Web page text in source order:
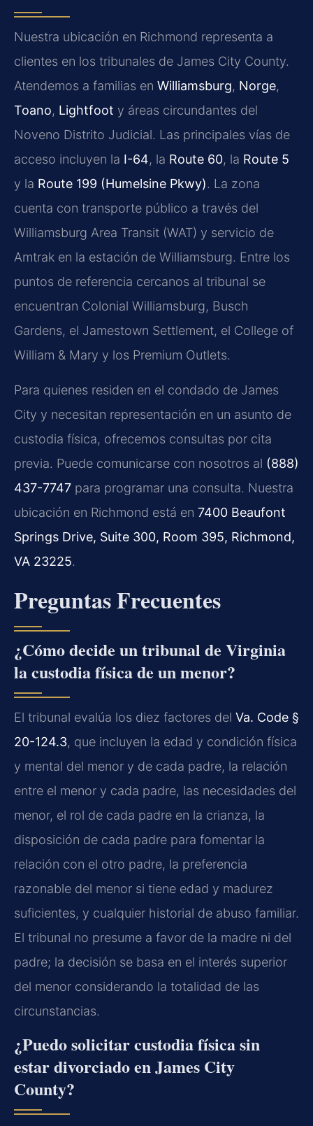
Nuestra ubicación en Richmond representa a
clientes en los tribunales de James City County.
Atendemos a familias en Williamsburg, Norge,
Toano, Lightfoot y áreas circundantes del
Noveno Distrito Judicial. Las principales vías de
acceso incluyen la I-64, la Route 60, la Route 5
y la Route 199 (Humelsine Pkwy). La zona
cuenta con transporte público a través del
Williamsburg Area Transit (WAT) y servicio de
Amtrak en la estación de Williamsburg. Entre los
puntos de referencia cercanos al tribunal se
encuentran Colonial Williamsburg, Busch
Gardens, el Jamestown Settlement, el College of
William & Mary y los Premium Outlets.
Para quienes residen en el condado de James
City y necesitan representación en un asunto de
custodia física, ofrecemos consultas por cita
previa. Puede comunicarse con nosotros al (888)
437-7747 para programar una consulta. Nuestra
ubicación en Richmond está en 7400 Beaufont
Springs Drive, Suite 300, Room 395, Richmond,
VA 23225.
Preguntas Frecuentes
¿Cómo decide un tribunal de Virginia
la custodia física de un menor?
El tribunal evalúa los diez factores del Va. Code §
20-124.3, que incluyen la edad y condición física
y mental del menor y de cada padre, la relación
entre el menor y cada padre, las necesidades del
menor, el rol de cada padre en la crianza, la
disposición de cada padre para fomentar la
relación con el otro padre, la preferencia
razonable del menor si tiene edad y madurez
suficientes, y cualquier historial de abuso familiar.
El tribunal no presume a favor de la madre ni del
padre; la decisión se basa en el interés superior
del menor considerando la totalidad de las
circunstancias.
¿Puedo solicitar custodia física sin
estar divorciado en James City
County?